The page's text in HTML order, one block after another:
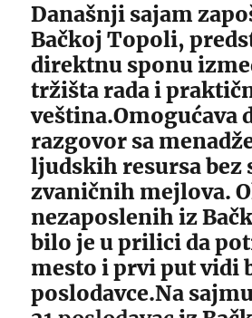
Današnji sajam
Bačkoj Topoli,
direktnu sponu
tržišta rada i
veština.Omogućava
razgovor sa
ljudskih resursa bez
zvaničnih mejlova.
nezaposlenih iz
bilo je u prilici da
mesto i prvi put vidi
poslodavce.Na